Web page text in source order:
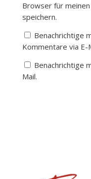
Browser für
speichern.
Benachrichtige
Kommentare via E-
Benachrichtige
Mail.